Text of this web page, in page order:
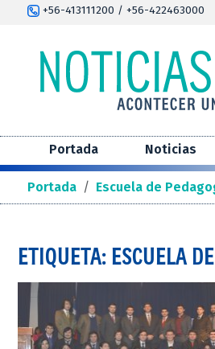
+56-413111200 / +56-422463000
Portada Noticias
Portada / Escuela de
ETIQUETA: ESCUELA